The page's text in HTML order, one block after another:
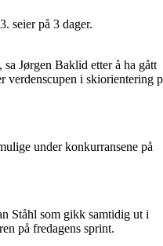
seier på 3 dager.
Jørgen Baklid etter å ha gått
verdenscupen i skiorientering
under konkurransene på
Ståhl som gikk samtidig ut i
på fredagens sprint.